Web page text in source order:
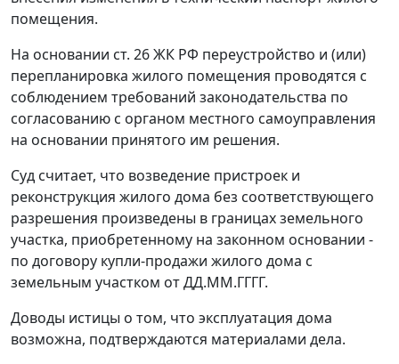
помещения.
На основании ст. 26ЖК РФ переустройство и (или)
перепланировка жилого помещения проводятся с
соблюдением требований законодательства по
согласованию с органом местного самоуправления
на основании принятого им решения.
Суд считает, что возведение пристроек и
реконструкция жилого дома без соответствующего
разрешения произведены в границах земельного
участка, приобретенному на законном основании -
по договору купли-продажи жилого дома с
земельным участком от ДД.ММ.ГГГГ.
Доводы истицы о том, что эксплуатация дома
возможна, подтверждаются материалами дела.